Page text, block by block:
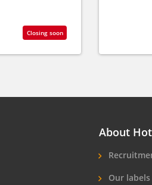
Closing soon
About
Our labels